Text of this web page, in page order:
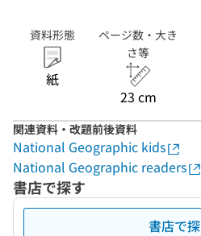
資料形態
紙
ページ数・大き
さ等
23 cm
関連資料・改題前後資料
National Geographic kids
National Geographic readers
書店で探す
書店で